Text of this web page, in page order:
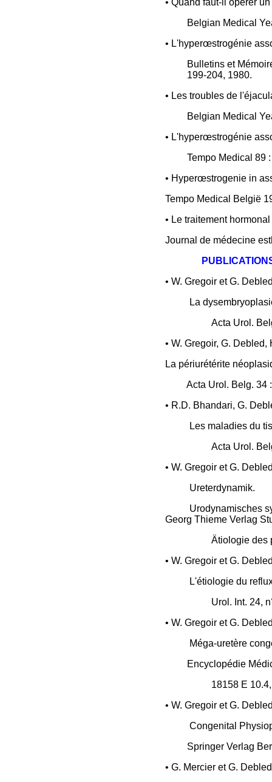
• Quand faut-il opérer
Belgian Medical
• L'hyperœstrogénie
Bulletins et
199-204, 1980.
• Les troubles de
Belgian Medical
• L'hyperœstrogénie
Tempo Medical 89
• Hyperœstrogenie in
Tempo Medical België
• Le traitement
Journal de médecine
• W. Gregoir et G.
La
Acta Urol.
• W. Gregoir, G. Debled,
La périurétérite
Acta Urol. Belg. 34
• R.D. Bhandari, G.
Les maladies du
Acta Urol.
• W. Gregoir et G.
Ureterdynamik.
Urodynamisches
Georg Thieme Verlag
Ätiologie des
• W. Gregoir et G.
L'étiologie du
Urol. Int. 24,
• W. Gregoir et G.
Méga-uretère
Encyclopédie
18158 E
• W. Gregoir et G.
Congenital
Springer Verlag
• G. Mercier et G.